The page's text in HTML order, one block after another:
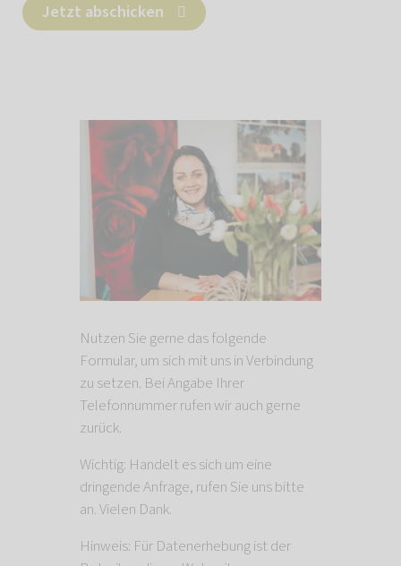
Jetzt abschicken
Nutzen Sie gerne das folgende
Formular, um sich mit uns in Verbindung
zu setzen. Bei Angabe Ihrer
Telefonnummer rufen wir auch gerne
zurück.
Wichtig: Handelt es sich um eine
dringende Anfrage, rufen Sie uns bitte
an. Vielen Dank.
Hinweis: Für Datenerhebung ist der